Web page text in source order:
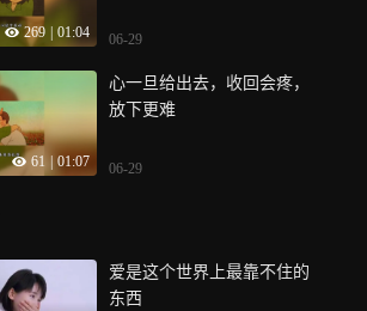
269 01:04 06-29
61 01:07
心一旦给出去，收回会疼，
放下更难
06-29
爱是这个世界上最靠不住的
东西